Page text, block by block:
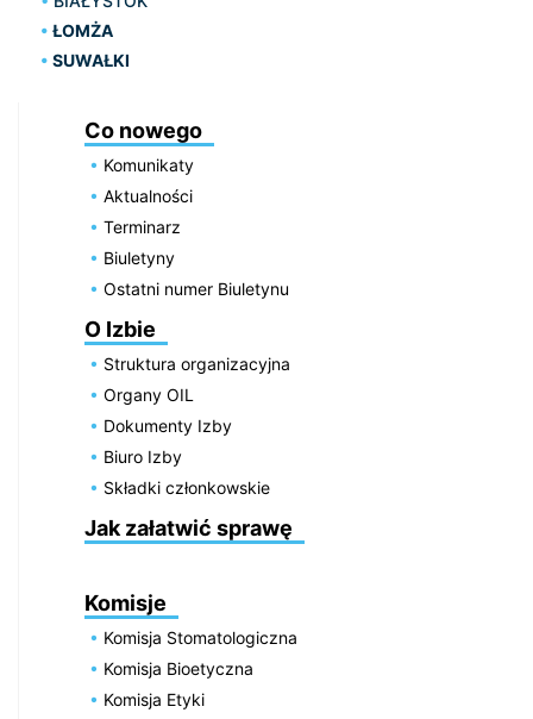
ŁOMŻA
SUWAŁKI
Co nowego
Komunikaty
Aktualności
Terminarz
Biuletyny
Ostatni numer Biuletynu
O Izbie
Struktura organizacyjna
Organy OIL
Dokumenty Izby
Biuro Izby
Składki członkowskie
Jak załatwić sprawę
Komisje
Komisja Stomatologiczna
Komisja Bioetyczna
Komisja Etyki